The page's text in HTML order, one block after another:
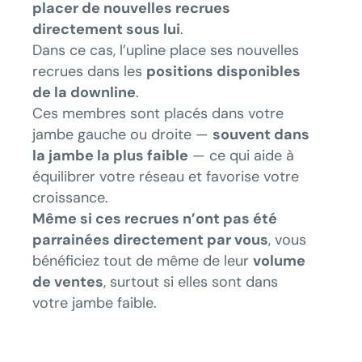
placer de nouvelles recrues
directement sous lui.
Dans ce cas, l’upline place ses nouvelles
recrues dans les positions disponibles
de la downline.
Ces membres sont placés dans votre
jambe gauche ou droite — souvent dans
la jambe la plus faible — ce qui aide à
équilibrer votre réseau et favorise votre
croissance.
Même si ces recrues n’ont pas été
parrainées directement par vous, vous
bénéficiez tout de même de leur volume
de ventes, surtout si elles sont dans
votre jambe faible.